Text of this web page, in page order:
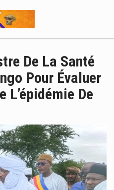
De La Santé
Pour Évaluer
L’épidémie De